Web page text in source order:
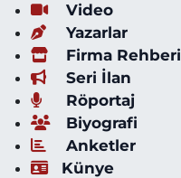
Video
Yazarlar
Firma Rehberi
Seri İlan
Röportaj
Biyografi
Anketler
Künye